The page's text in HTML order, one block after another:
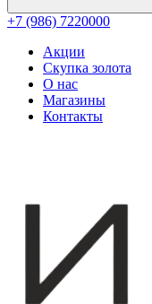
+7 (986) 7220000
Акции
Скупка золота
О нас
Магазины
Контакты